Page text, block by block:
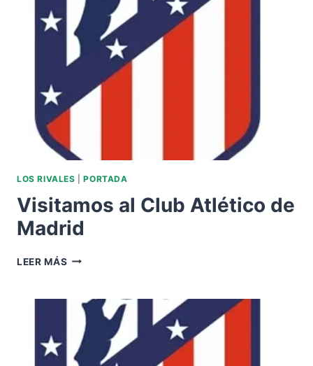
MADRID.
LOS RIVALES |PORTADA
Visitamos al Club Atlético de
Madrid
LEER MÁS VISITAMOS
ATLÉTICO
MADRID